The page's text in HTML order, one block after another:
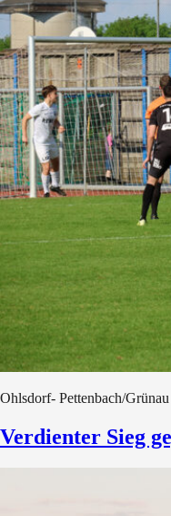
Ohlsdorf- Pettenbach/
Verdienter Sieg